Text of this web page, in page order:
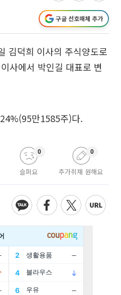
구글 선호매체 추가
김덕희 이사의 주식양도로
사에서 박인길 대표로 변
만1585주)다.
슬퍼요
0
추가취재 원해요
0